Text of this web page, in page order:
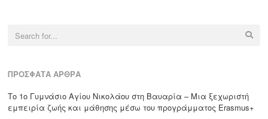
ΠΡΌΣΦΑΤΑ ΆΡΘΡΑ
Το 1ο Γυμνάσιο Αγίου Νικολάου στη Βαυαρία – Μια ξεχωριστή
εμπειρία ζωής και μάθησης μέσω του προγράμματος Erasmus+